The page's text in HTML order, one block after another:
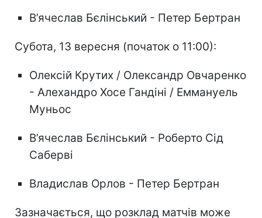
В’ячеслав Бєлінський - Петер Бертран
Субота, 13 вересня (початок о 11:00):
Олексій Крутих / Олександр Овчаренко
- Алехандро Хосе Гандіні / Еммануель
Муньос
В’ячеслав Бєлінський - Роберто Сід
Саберві
Владислав Орлов - Петер Бертран
Зазначається, що розклад матчів може